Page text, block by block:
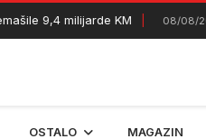
9,4 milijarde KM 08/08/2026
OSTALO MAGAZIN